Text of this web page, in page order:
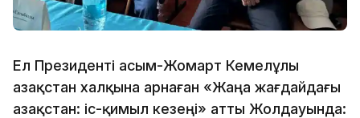
Ел Президенті Қасым-Жомарт Кемелұлы
Қазақстан халқына арнаған «Жаңа жағдайдағы
Қазақстан: іс-қимыл кезеңі» атты Жолдауында: